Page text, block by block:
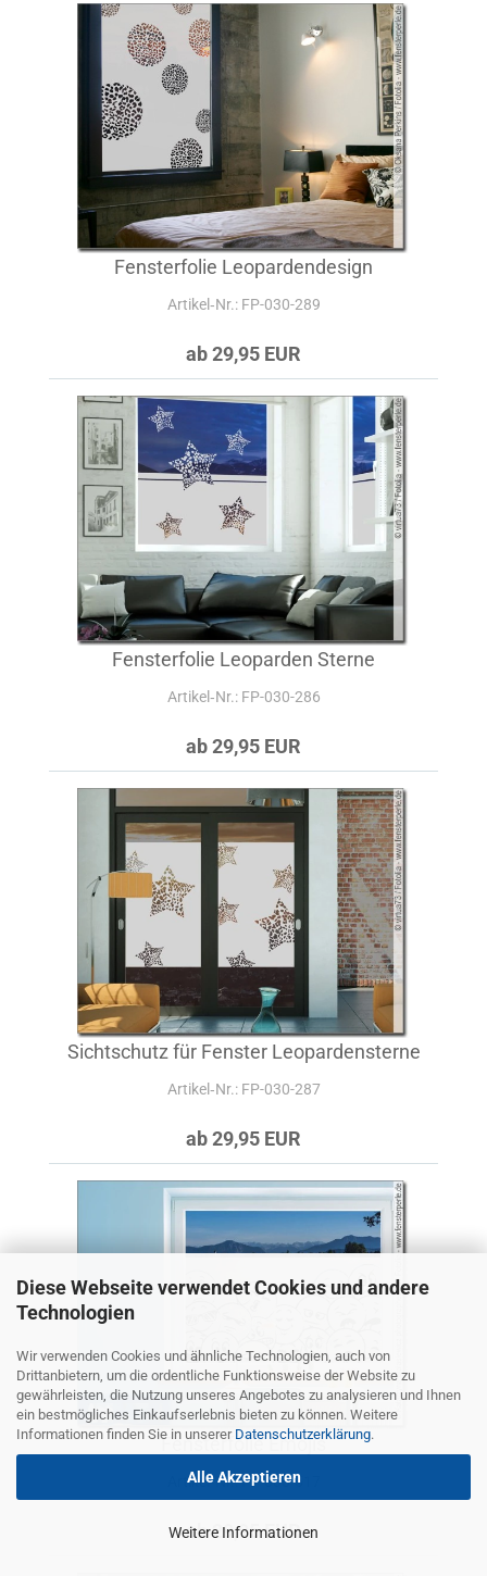
Diese Webseite verwendet Cookies und andere
Technologien
Wir verwenden Cookies und ähnliche Technologien, auch von
Drittanbietern, um die ordentliche Funktionsweise der Website zu
gewährleisten, die Nutzung unseres Angebotes zu analysieren und Ihnen
ein bestmögliches Einkaufserlebnis bieten zu können. Weitere
Informationen finden Sie in unserer Datenschutzerklärung.
Alle Akzeptieren
Weitere Informationen
Fensterfolie Leopardendesign
Artikel‑Nr.: FP-030-289
ab 29,95 EUR
Fensterfolie Leoparden Sterne
Artikel‑Nr.: FP-030-286
ab 29,95 EUR
Sichtschutz für Fenster Leopardensterne
Artikel‑Nr.: FP-030-287
ab 29,95 EUR
Fensterfolie Emojis
Artikel‑Nr.: FP-030-517
ab 29,95 EUR